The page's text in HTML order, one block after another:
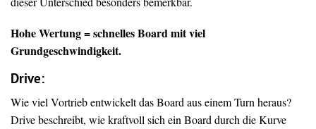
Hohe Wertung = schnelles Board mit viel
Grundgeschwindigkeit.
Drive:
Wie viel Vortrieb entwickelt das Board aus einem Turn heraus?
Drive beschreibt, wie kraftvoll sich ein Board durch die Kurve